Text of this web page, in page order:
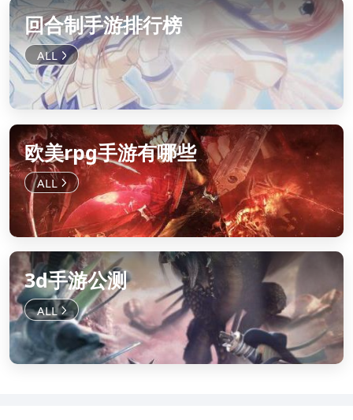
回合制手游排行榜
欧美rpg手游有哪些
3d手游公测